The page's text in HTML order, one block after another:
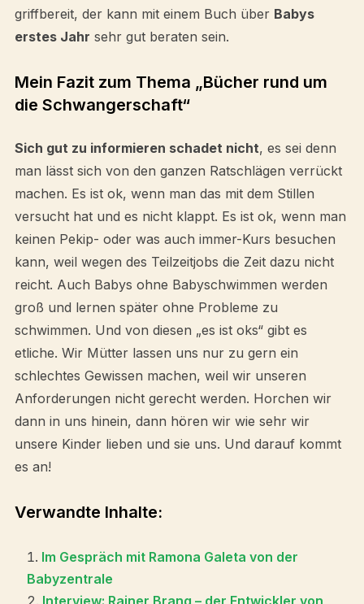
griffbereit, der kann mit einem Buch über Babys
erstes Jahr sehr gut beraten sein.
Mein Fazit zum Thema „Bücher rund um
die Schwangerschaft“
Sich gut zu informieren schadet nicht, es sei denn
man lässt sich von den ganzen Ratschlägen verrückt
machen. Es ist ok, wenn man das mit dem Stillen
versucht hat und es nicht klappt. Es ist ok, wenn man
keinen Pekip- oder was auch immer-Kurs besuchen
kann, weil wegen des Teilzeitjobs die Zeit dazu nicht
reicht. Auch Babys ohne Babyschwimmen werden
groß und lernen später ohne Probleme zu
schwimmen. Und von diesen „es ist oks“ gibt es
etliche. Wir Mütter lassen uns nur zu gern ein
schlechtes Gewissen machen, weil wir unseren
Anforderungen nicht gerecht werden. Horchen wir
dann in uns hinein, dann hören wir wie sehr wir
unsere Kinder lieben und sie uns. Und darauf kommt
es an!
Verwandte Inhalte:
Im Gespräch mit Ramona Galeta von der
Babyzentrale
Interview: Rainer Brang – der Entwickler von